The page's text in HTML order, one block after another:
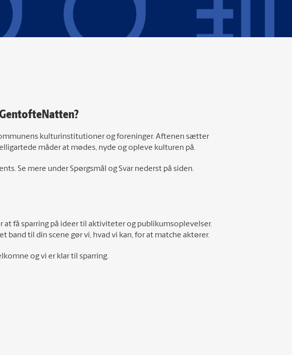
kulturinstitutioner og foreninger. Aftenen sætter
måder at mødes, nyde og opleve kulturen på.
Se mere under Spørgsmål og Svar nederst på siden.
få sparring på ideer til aktiviteter og publikumsoplevelser.
band til din scene gør vi, hvad vi kan, for at matche aktører.
og vi er klar til sparring.